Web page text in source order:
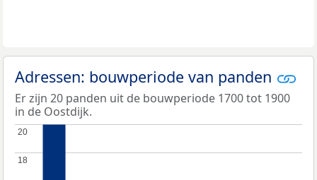
Adressen: bouwperiode van panden
Er zijn 20 panden uit de bouwperiode 1700 tot 1900
in de Oostdijk.
18
18
20
20